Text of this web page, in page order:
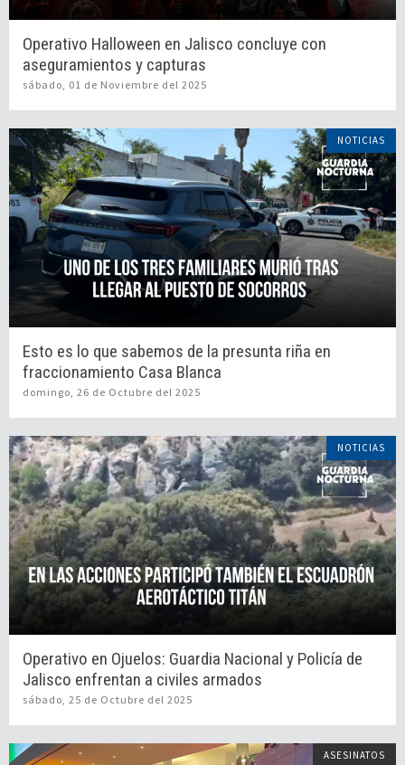
Operativo Halloween en Jalisco concluye con
aseguramientos y capturas
sábado, 01 de Noviembre del 2025
NOTICIAS
Esto es lo que sabemos de la presunta riña en
fraccionamiento Casa Blanca
domingo, 26 de Octubre del 2025
NOTICIAS
Operativo en Ojuelos: Guardia Nacional y Policía de
Jalisco enfrentan a civiles armados
sábado, 25 de Octubre del 2025
ASESINATOS